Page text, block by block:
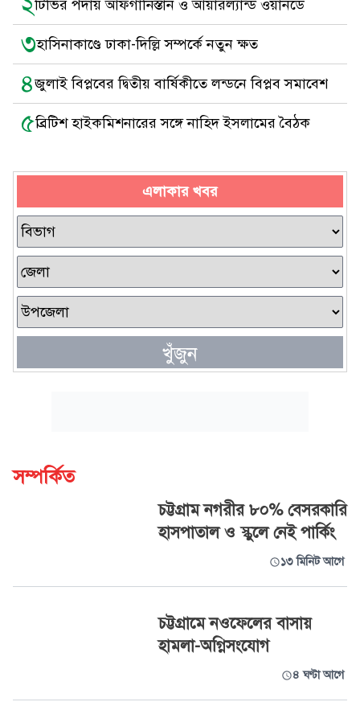
টিভির পর্দায় আফগানিস্তান ও আয়ারল্যান্ড ওয়ানডে
৩হাসিনাকাণ্ডে ঢাকা-দিল্লি সম্পর্কে নতুন ক্ষত
৪জুলাই বিপ্লবের দ্বিতীয় বার্ষিকীতে লন্ডনে বিপ্লব সমাবেশ
৫ব্রিটিশ হাইকমিশনারের সঙ্গে নাহিদ ইসলামের বৈঠক
এলাকার খবর
খুঁজুন
সম্পর্কিত
চট্টগ্রাম নগরীর ৮০% বেসরকারি
হাসপাতাল ও স্কুলে নেই পার্কিং
১৩ মিনিট আগে
চট্টগ্রামে নওফেলের বাসায়
হামলা-অগ্নিসংযোগ
৪ ঘণ্টা আগে